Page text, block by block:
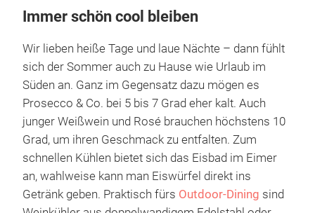
Immer schön cool bleiben
Wir lieben heiße Tage und laue Nächte – dann fühlt
sich der Sommer auch zu Hause wie Urlaub im
Süden an. Ganz im Gegensatz dazu mögen es
Prosecco & Co. bei 5 bis 7 Grad eher kalt. Auch
junger Weißwein und Rosé brauchen höchstens 10
Grad, um ihren Geschmack zu entfalten. Zum
schnellen Kühlen bietet sich das Eisbad im Eimer
an, wahlweise kann man Eiswürfel direkt ins
Getränk geben. Praktisch fürs Outdoor-Dining sind